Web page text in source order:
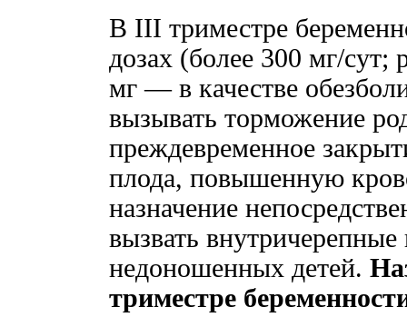
В III триместре
дозах (более 300 мг/
мг — в качестве
вызывать торможение
преждевременное
плода, повышенную
назначение
вызвать
недоношенных детей.
триместре